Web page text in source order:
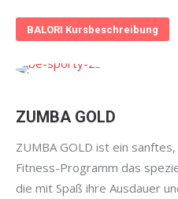
BALORI Kursbeschreibung
ZUMBA GOLD
ZUMBA GOLD ist ein
Fitness-Programm das
die mit Spaß ihre Ausdauer